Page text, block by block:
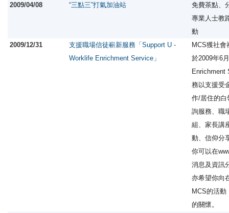
2009/04/08
“三點三”打氣加油站
免費茶點、
專業人士教
動
2009/12/31
支援職場信徒嶄新服務「Support U -
Worklife Enrichment Service」
MCS獲社會
於2009年6
Enrichment
務以支援受
作/居住的白
詢服務、職
組、家長講
動、信仰分
你可以在
消息及資訊
亦希望你向
MCS的活動
的關懷。